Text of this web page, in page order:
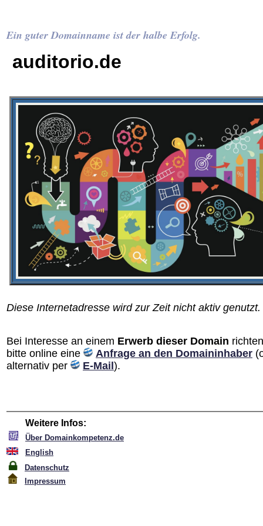
Ein guter Domainname ist der halbe Erfolg.
auditorio.de
Diese Internetadresse wird zur Zeit nicht aktiv genutzt.
Bei Interesse an einem Erwerb dieser Domain
bitte online eine
Anfrage an den Domain­inhaber
alternativ per
E-Mail ).
Weitere Infos:
Über Domainkompetenz.de
English
Datenschutz
Impressum